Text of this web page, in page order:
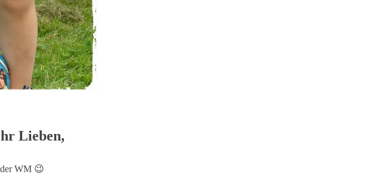
Lieben,
WM 😉